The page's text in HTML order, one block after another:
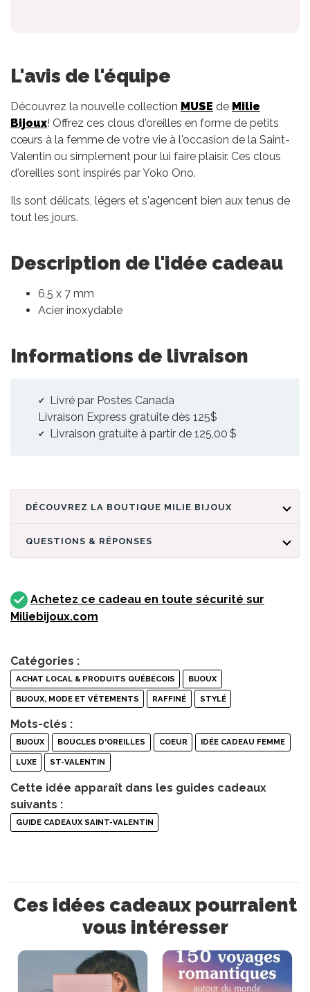
L'avis de l'équipe
Découvrez la nouvelle collection MUSE de Milie
Bijoux! Offrez ces clous d'oreilles en forme de petits
cœurs à la femme de votre vie à l'occasion de la Saint-
Valentin ou simplement pour lui faire plaisir. Ces clous
d'oreilles sont inspirés par Yoko Ono.
Ils sont délicats, légers et s'agencent bien aux tenus de
tout les jours.
Description de l'idée cadeau
6,5 x 7 mm
Acier inoxydable
Informations de livraison
Livré par Postes Canada
Livraison Express gratuite dès 125$
Livraison gratuite à partir de 125,00 $
DÉCOUVREZ LA BOUTIQUE MILIE BIJOUX
QUESTIONS & RÉPONSES
Achetez ce cadeau en toute sécurité sur
Miliebijoux.com
Catégories :
ACHAT LOCAL & PRODUITS QUÉBÉCOIS BIJOUX
BIJOUX, MODE ET VÊTEMENTS RAFFINÉ STYLÉ
Mots-clés :
BIJOUX BOUCLES D'OREILLES COEUR IDÉE CADEAU FEMME
LUXE ST-VALENTIN
Cette idée apparaît dans les guides cadeaux
suivants :
GUIDE CADEAUX SAINT-VALENTIN
Ces idées cadeaux pourraient
vous intéresser